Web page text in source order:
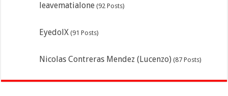
leavematialone (92 Posts)
EyedolX (91 Posts)
Nicolas Contreras Mendez (Lucenzo) (87 Posts)